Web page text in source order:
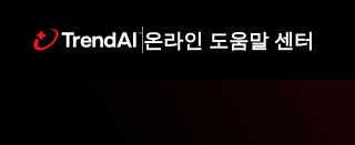
온라인 도움말 센터